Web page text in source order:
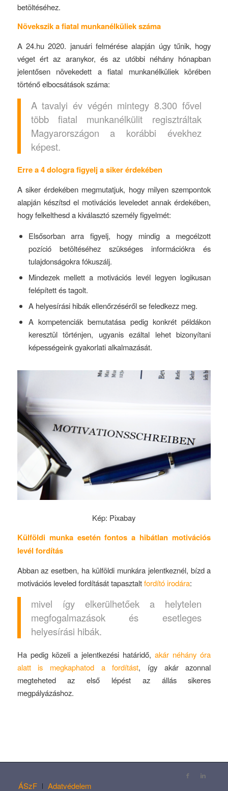
betöltéséhez.
Növekszik a fiatal munkanélküliek száma
A 24.hu 2020. januári felmérése alapján úgy tűnik, hogy
véget ért az aranykor, és az utóbbi néhány hónapban
jelentősen növekedett a fiatal munkanélküliek körében
történő elbocsátások száma:
A tavalyi év végén mintegy 8.300 fővel
több fiatal munkanélkülit regisztráltak
Magyarországon a korábbi évekhez
képest.
Erre a 4 dologra figyelj a siker érdekében
A siker érdekében megmutatjuk, hogy milyen szempontok
alapján készítsd el motivációs leveledet annak érdekében,
hogy felkelthesd a kiválasztó személy figyelmét:
Elsősorban arra figyelj, hogy mindig a megcélzott
pozíció betöltéséhez szükséges információkra és
tulajdonságokra fókuszálj.
Mindezek mellett a motivációs levél legyen logikusan
felépített és tagolt.
A helyesírási hibák ellenőrzéséről se feledkezz meg.
A kompetenciák bemutatása pedig konkrét példákon
keresztül történjen, ugyanis ezáltal lehet bizonyítani
képességeink gyakorlati alkalmazását.
Kép: Pixabay
Külföldi munka esetén fontos a hibátlan motivációs
levél fordítás
Abban az esetben, ha külföldi munkára jelentkeznél, bízd a
motivációs leveled fordítását tapasztaltfordító irodára:
mivel így elkerülhetőek a helytelen
megfogalmazások és esetleges
helyesírási hibák.
Ha pedig közeli a jelentkezési határidő,akár néhány óra
alatt is megkaphatod a fordítást, így akár azonnal
megteheted az első lépést az állás sikeres
megpályázáshoz.
ÁSzF Adatvédelem